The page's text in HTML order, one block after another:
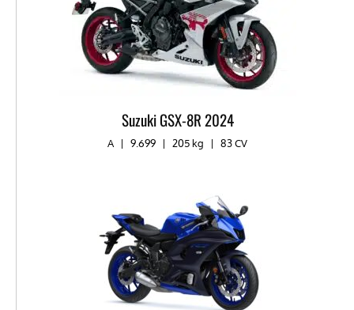
Suzuki GSX-8R 2024
A | 9.699 | 205 kg | 83 CV